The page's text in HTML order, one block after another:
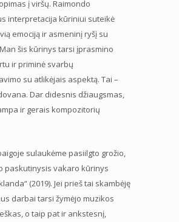
į viršų. Raimondo
interpretacija kūriniui suteikė
emociją ir asmeninį ryšį su
šis kūrinys tarsi įprasmino
ir priminė svarbų
su atlikėjais aspektą. Tai –
Dar didesnis džiaugsmas,
ir gerais kompozitorių
sulaukėme pasiilgto grožio,
paskutinysis vakaro kūrinys
(2019). Jei prieš tai skambėję
darbai tarsi žymėjo muzikos
o taip pat ir ankstesnį,